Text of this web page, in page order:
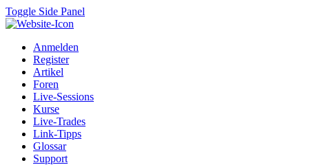
Toggle Side Panel
Anmelden
Register
Artikel
Foren
Live-Sessions
Kurse
Live-Trades
Link-Tipps
Glossar
Support